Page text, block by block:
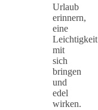
Urlaub
erinnern,
eine
Leichtigkeit
mit
sich
bringen
und
edel
wirken.